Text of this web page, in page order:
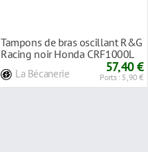
Tampons de bras oscillant R&G
Racing noir Honda CRF1000L
La Bécanerie 57,40 €
Ports : 5,90 €